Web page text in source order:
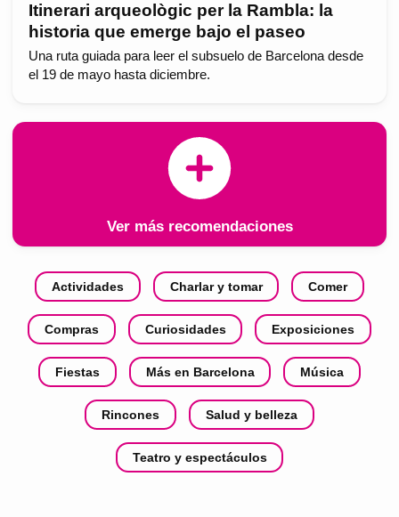
Itinerari arqueològic per la Rambla: la
historia que emerge bajo el paseo
Una ruta guiada para leer el subsuelo de Barcelona desde
el 19 de mayo hasta diciembre.
Ver más recomendaciones
Actividades Charlar y tomar Comer
Compras Curiosidades Exposiciones
Fiestas Más en Barcelona Música
Rincones Salud y belleza
Teatro y espectáculos